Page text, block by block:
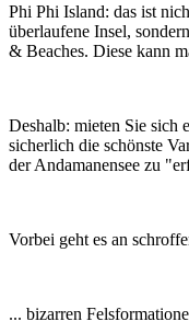
Phi Phi Island: das ist
überlaufene Insel,
& Beaches. Diese kann
Deshalb: mieten Sie sich
sicherlich die schönste
der Andamanensee zu
Vorbei geht es an
... bizarren